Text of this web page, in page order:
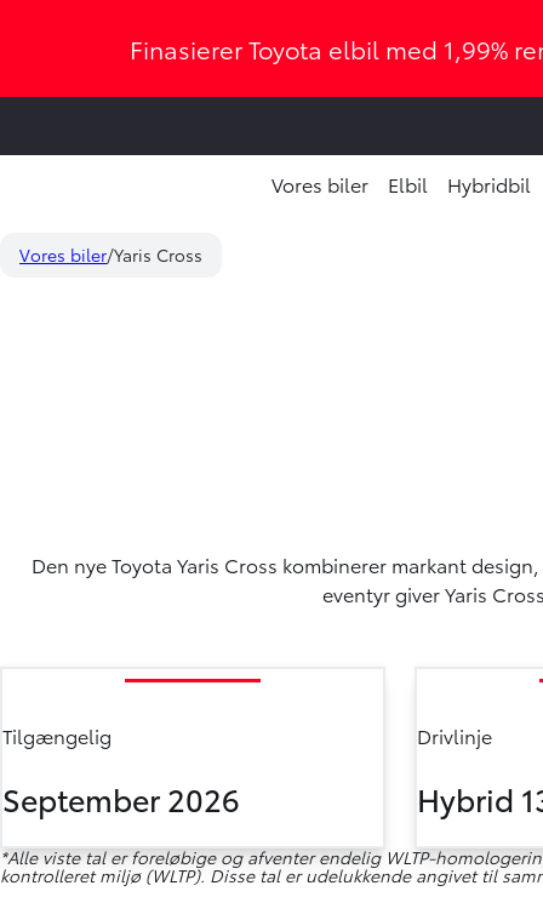
Finasierer Toyota elbil med 1,99%
Vores biler Elbil Hybridbil
Vores biler Yaris Cross
Den nye Toyota Yaris Cross kombinerer markant
eventyr giver Yaris
Tilgængelig
September 2026
Drivlinje
Hybrid
*Alle viste tal er foreløbige og afventer endelig WLTP-
kontrolleret miljø (WLTP). Disse tal er udelukkende angivet til